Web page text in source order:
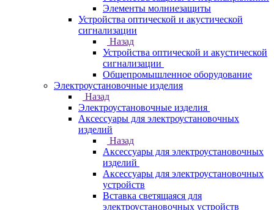
Элементы молниезащиты
Устройства оптической и акустической
сигнализации
Назад
Устройства оптической и акустической
сигнализации
Общепромышленное оборудование
Электроустановочные изделия
Назад
Электроустановочные изделия
Аксессуары для электроустановочных
изделий
Назад
Аксессуары для электроустановочных
изделий
Аксессуары для электроустановочных
устройств
Вставка светящаяся для
электроустановочных устройств